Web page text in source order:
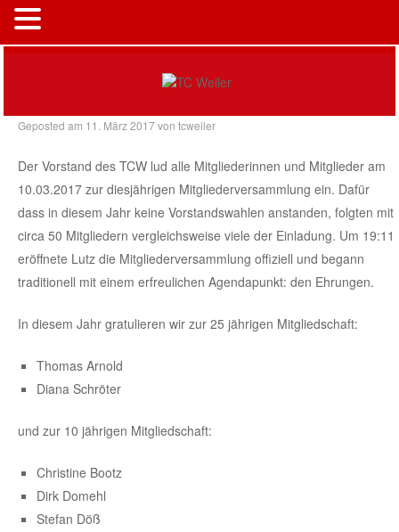
Geposted am 11. März 2017vontcweiler
Der Vorstand des TCW lud alle Mitgliederinnen und Mitglieder am
10.03.2017 zur diesjährigen Mitgliederversammlung ein. Dafür
dass in diesem Jahr keine Vorstandswahlen anstanden, folgten mit
circa 50 Mitgliedern vergleichsweise viele der Einladung. Um 19:11
eröffnete Lutz die Mitgliederversammlung offiziell und begann
traditionell mit einem erfreulichen Agendapunkt: den Ehrungen.
In diesem Jahr gratulieren wir zur 25 jährigen Mitgliedschaft:
Thomas Arnold
Diana Schröter
und zur 10 jährigen Mitgliedschaft:
Christine Bootz
Dirk Domehl
Stefan Döß